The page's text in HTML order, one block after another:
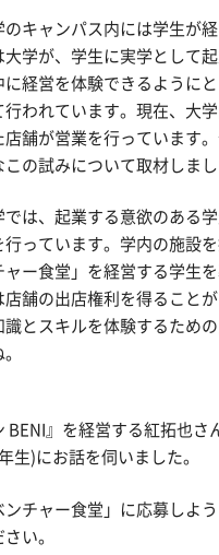
のキャンパス内には学生が
大学が、学生に実学として
に経営を体験できるように
行われています。現在、大
店舗が営業を行っています
の試みについて取材しまし
では、起業する意欲のある
行っています。学内の施設
ャー食堂」を経営する学生
店舗の出店権利を得ること
識とスキルを体験するため
BENI』を経営する紅拓也さ
生)にお話を伺いました。
チャー食堂」に応募しよう
い。